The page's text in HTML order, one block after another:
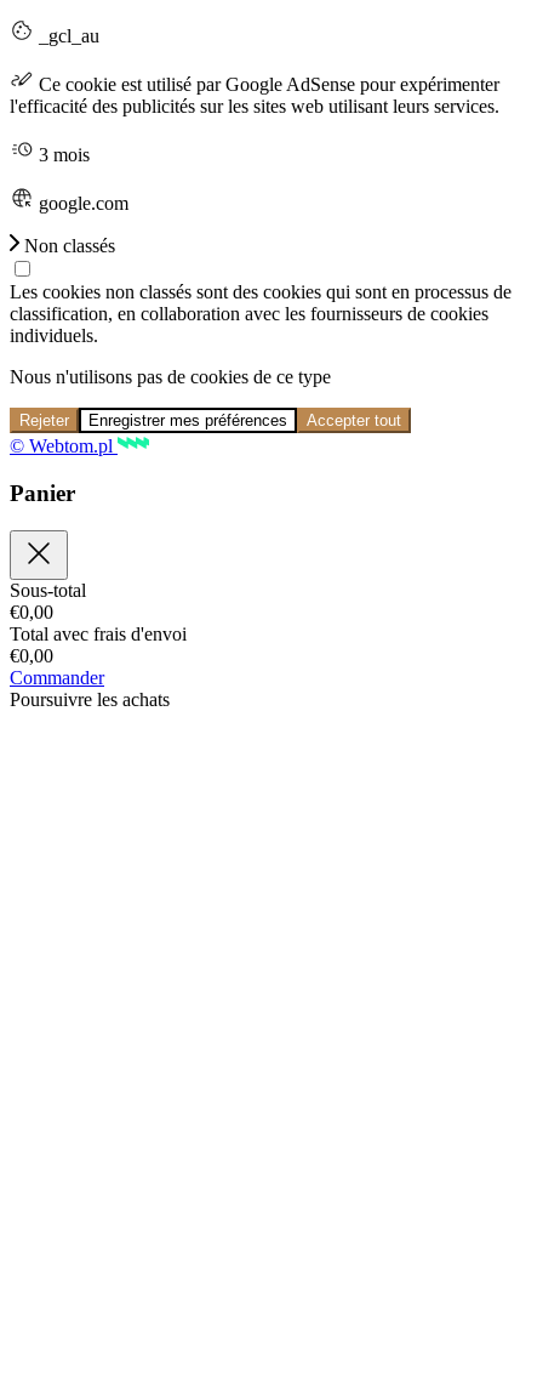
_gcl_au
Ce cookie est utilisé par Google AdSense pour expérimenter
l'efficacité des publicités sur les sites web utilisant leurs services.
3 mois
google.com
Non classés
Les cookies non classés sont des cookies qui sont en processus de
classification, en collaboration avec les fournisseurs de cookies
individuels.
Nous n'utilisons pas de cookies de ce type
Rejeter Enregistrer mes préférences Accepter tout
© Webtom.pl
Panier
Sous-total
€0,00
Total avec frais d'envoi
€0,00
Commander
Poursuivre les achats